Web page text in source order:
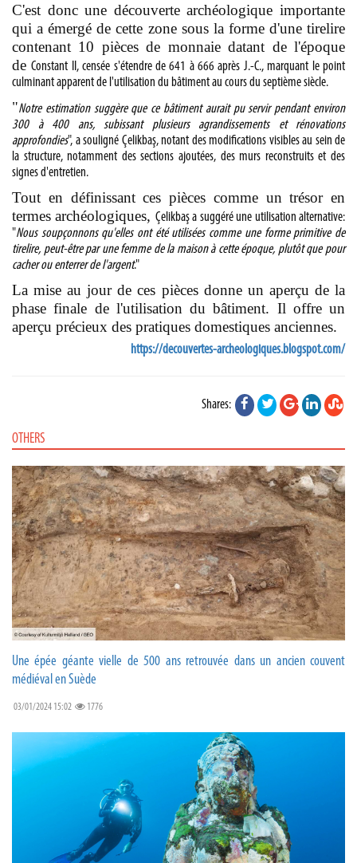
C'est donc une découverte archéologique importante
qui a émergé de cette zone sous la forme d'une tirelire
contenant 10 pièces de monnaie datant de l'époque
deConstant II , censée s'étendre de 641 à 666 après J.-C., marquant le point
culminant apparent de l'utilisation du bâtiment au cours du septième siècle.
"Notre estimation suggère que ce bâtiment aurait pu servir pendant environ
300 à 400 ans, subissant plusieurs agrandissements et rénovations
approfondies", a souligné Çelikbaş, notant des modifications visibles au sein de
la structure, notamment des sections ajoutées, des murs reconstruits et des
signes d'entretien.
Tout en définissant ces pièces comme un trésor en
termes archéologiques, Çelikbaş a suggéré une utilisation alternative:
"Nous soupçonnons qu'elles ont été utilisées comme une forme primitive de
tirelire, peut-être par une femme de la maison à cette époque, plutôt que pour
cacher ou enterrer de l'argent."
La mise au jour de ces pièces donne un aperçu de la
phase finale de l'utilisation du bâtiment. Il offre un
aperçu précieux des pratiques domestiques anciennes.
https://decouvertes-archeologiques.blogspot.com/
Shares:
OTHERS
Une épée géante vielle de 500 ans retrouvée dans un ancien couvent
médiéval en Suède
03/01/2024 15:02 1776